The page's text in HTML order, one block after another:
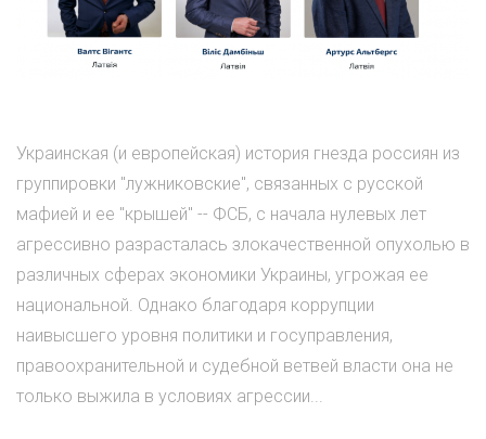
Украинская (и европейская) история гнезда россиян из
группировки "лужниковские", связанных с русской
мафией и ее "крышей" -- ФСБ, с начала нулевых лет
агрессивно разрасталась злокачественной опухолью в
различных сферах экономики Украины, угрожая ее
национальной. Однако благодаря коррупции
наивысшего уровня политики и госуправления,
правоохранительной и судебной ветвей власти она не
только выжила в условиях агрессии...